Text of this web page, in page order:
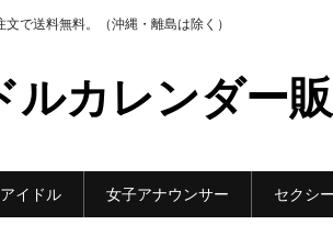
で送料無料。（沖縄・離島は除く）
ルカレンダー
アイドル 女子アナウンサー セクシー